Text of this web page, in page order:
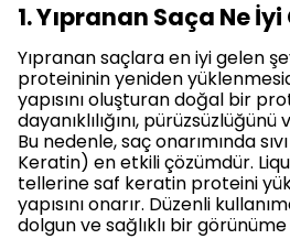
1. Yıpranan Saça Ne
Yıpranan saçlara en iyi gelen
proteininin yeniden
yapısını oluşturan doğal bir
dayanıklılığını, pürüzsüzlüğünü
Bu nedenle, saç onarımında
Keratin) en etkili çözümdür.
tellerine saf keratin proteini
yapısını onarır. Düzenli
dolgun ve sağlıklı bir